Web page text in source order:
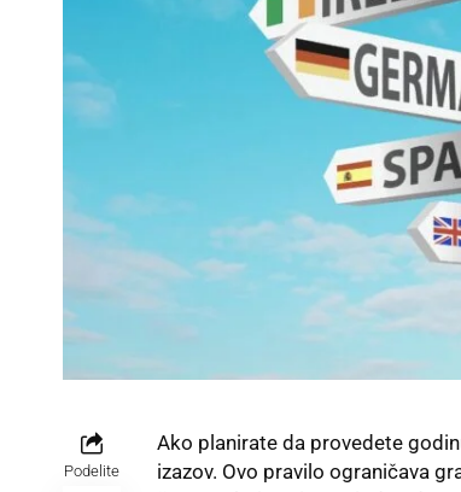
Podelite
Ako planirate da provedete
izazov. Ovo pravilo ograničava